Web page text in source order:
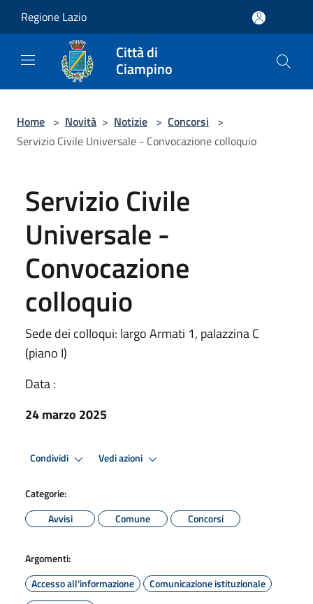
Regione Lazio
Città di
Ciampino
Home > Novità > Notizie > Concorsi >
Servizio Civile Universale - Convocazione colloquio
Servizio Civile
Universale -
Convocazione
colloquio
Sede dei colloqui: largo Armati 1, palazzina C
(piano I)
Data :
24 marzo 2025
Condividi Vedi azioni
Categorie:
Avvisi
Comune Concorsi
Argomenti:
Accesso all'informazione
Comunicazione istituzionale